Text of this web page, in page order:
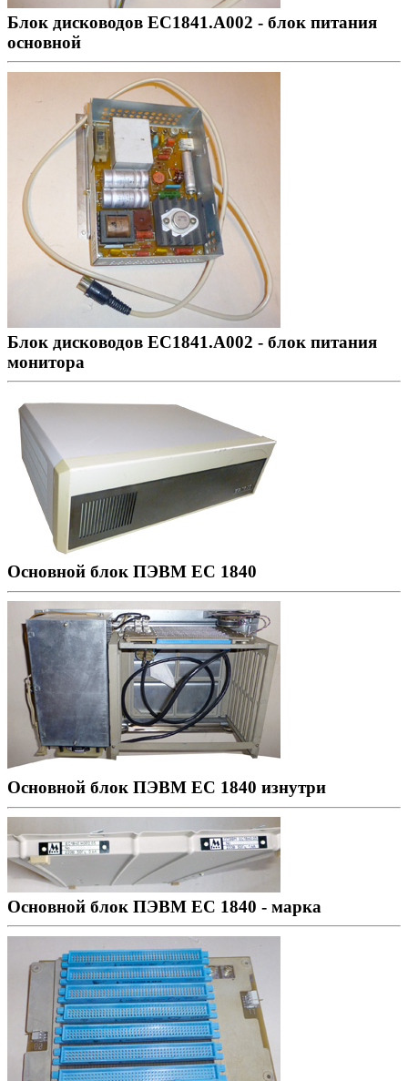
Блок дисководов ЕС1841.А002 - блок питания
основной
Блок дисководов ЕС1841.А002 - блок питания
монитора
Основной блок ПЭВМ ЕС 1840
Основной блок ПЭВМ ЕС 1840 изнутри
Основной блок ПЭВМ ЕС 1840 - марка